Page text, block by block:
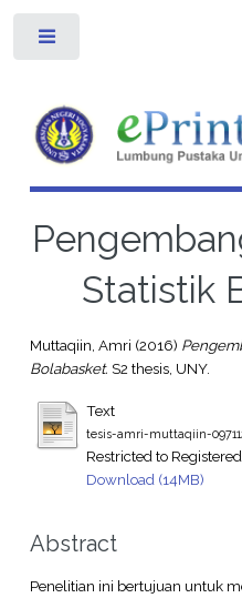
Statistik
Muttaqiin, Amri (2016)
Bolabasket. S2 thesis, UNY.
Text
tesis-amri-muttaqiin-
Restricted to
Download (14MB)
Abstract
Penelitian ini bertujuan untuk